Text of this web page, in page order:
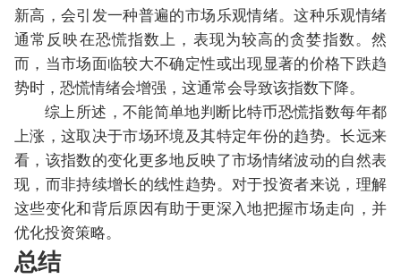
新高，会引发一种普遍的市场乐观情绪。这种乐观情绪
通常反映在恐慌指数上，表现为较高的贪婪指数。然
而，当市场面临较大不确定性或出现显著的价格下跌趋
势时，恐慌情绪会增强，这通常会导致该指数下降。
综上所述，不能简单地判断比特币恐慌指数每年都
上涨，这取决于市场环境及其特定年份的趋势。长远来
看，该指数的变化更多地反映了市场情绪波动的自然表
现，而非持续增长的线性趋势。对于投资者来说，理解
这些变化和背后原因有助于更深入地把握市场走向，并
优化投资策略。
总结